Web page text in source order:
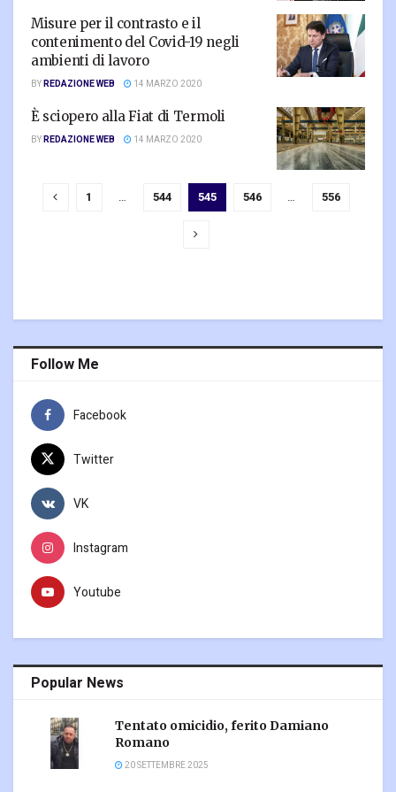
Misure per il contrasto e il
contenimento del Covid-19 negli
ambienti di lavoro
BYREDAZIONE WEB 14 MARZO 2020
È sciopero alla Fiat di Termoli
BYREDAZIONE WEB 14 MARZO 2020
1 … 544 545 546 … 556
Follow Me
Facebook
Twitter
VK
Instagram
Youtube
Popular News
Tentato omicidio, ferito Damiano
Romano
20 SETTEMBRE 2025